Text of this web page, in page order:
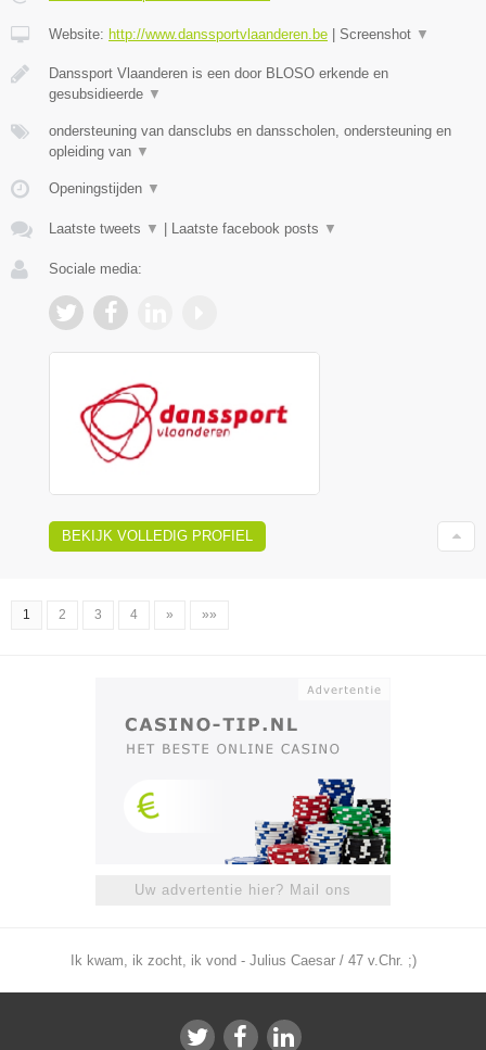
Website: http://www.danssportvlaanderen.be Screenshot ▼
Danssport Vlaanderen is een door BLOSO erkende en
gesubsidieerde ▼
ondersteuning van dansclubs en dansscholen, ondersteuning en
opleiding van ▼
Openingstijden ▼
Laatste tweets ▼ Laatste facebook posts ▼
Sociale media:
BEKIJK VOLLEDIG PROFIEL
1 2 3 4 » »»
Uw advertentie hier? Mail ons
Ik kwam, ik zocht, ik vond - Julius Caesar / 47 v.Chr. ;)